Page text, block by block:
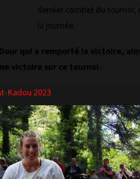
dernier combat du tournoi,
la journée.
qui a remporté la victoire,
victoire sur ce tournoi.
Kadou 2023